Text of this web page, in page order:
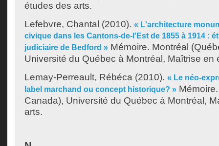
études des arts.
Lefebvre, Chantal (2010). « L'architecture
civique dans les Cantons-de-l'Est de 1855 à 1914 :
judiciaire de Bedford » Mémoire. Montréal
Université du Québec à Montréal, Maîtrise en
Lemay-Perreault, Rébéca (2010). « Le néo-
label marchand ou concept historique? »
Canada), Université du Québec à Montréal,
arts.